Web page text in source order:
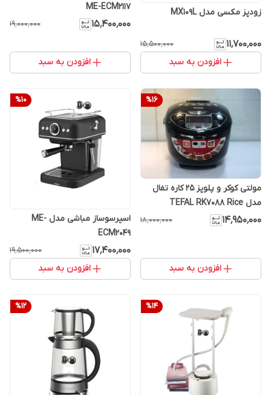
زودپز مکسی مدل MX109L
۱۱٬۷۰۰٬۰۰۰ ۱۵٬۵۰۰٬۰۰۰
افزودن به سبد
ME-ECM2117
۱۵٬۴۰۰٬۰۰۰ ۱۹٬۰۰۰٬۰۰۰
افزودن به سبد
%16
مولتی کوکر و پلوپز 25 کاره تفال
مدل TEFAL RK7088 Rice
Cooker
۱۴٬۹۵۰٬۰۰۰ ۱۸٬۰۰۰٬۰۰۰
افزودن به سبد
%10
اسپرسوساز مباشی مدل ME-
ECM2049
۱۷٬۴۰۰٬۰۰۰ ۱۹٬۵۰۰٬۰۰۰
افزودن به سبد
%14
%12